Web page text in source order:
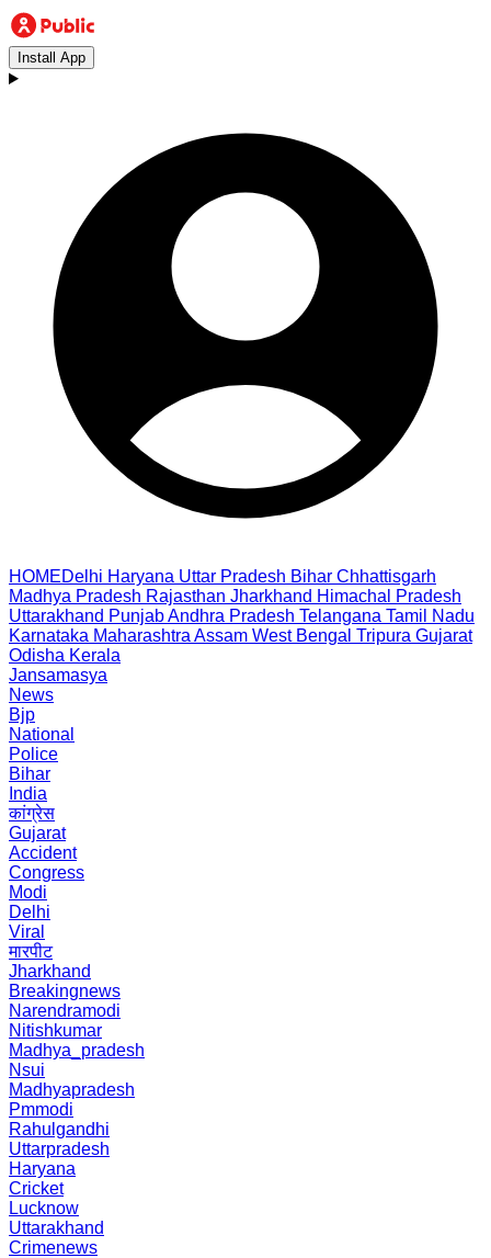
Install App
HOMEDelhi Haryana Uttar Pradesh Bihar Chhattisgarh
Madhya Pradesh Rajasthan Jharkhand Himachal Pradesh
Uttarakhand PunjabAndhra Pradesh Telangana Tamil Nadu
Karnataka Maharashtra Assam West Bengal Tripura Gujarat
Odisha Kerala
Jansamasya
News
Bjp
National
Police
Bihar
India
कांग्रेस
Gujarat
Accident
Congress
Modi
Delhi
Viral
मारपीट
Jharkhand
Breakingnews
Narendramodi
Nitishkumar
Madhya_pradesh
Nsui
Madhyapradesh
Pmmodi
Rahulgandhi
Uttarpradesh
Haryana
Cricket
Lucknow
Uttarakhand
Crimenews